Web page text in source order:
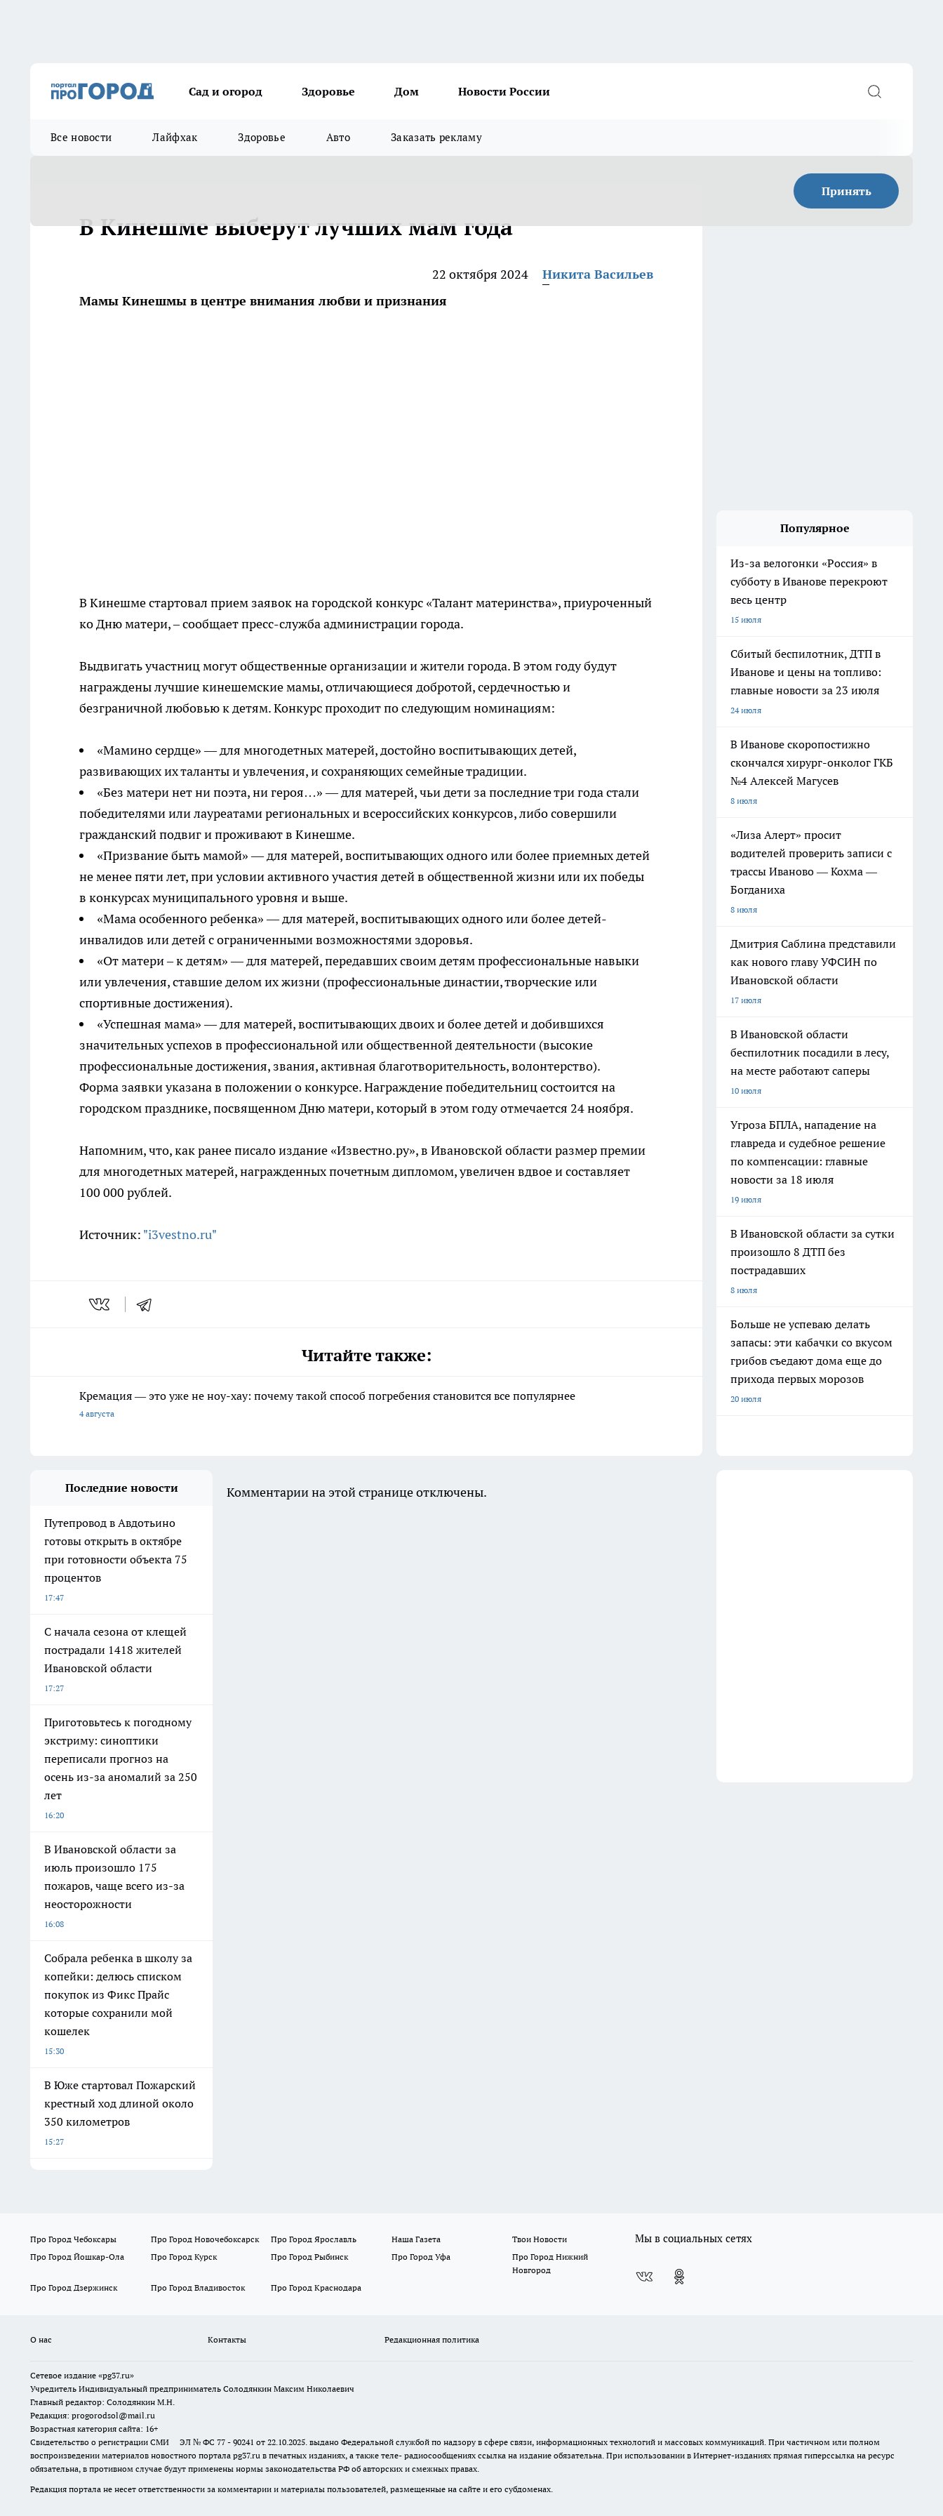
Сад и огород Здоровье Дом Новости России
Все новости Лайфхак Здоровье Авто Заказать рекламу
Принять
В Кинешме выберут лучших мам года
22 октября 2024
Никита Васильев
Мамы Кинешмы в центре внимания любви и признания
В Кинешме стартовал прием заявок на городской конкурс «Талант материнства», приуроченный
ко Дню матери, – сообщает пресс-служба администрации города.
Выдвигать участниц могут общественные организации и жители города. В этом году будут
награждены лучшие кинешемские мамы, отличающиеся добротой, сердечностью и
безграничной любовью к детям. Конкурс проходит по следующим номинациям:
«Мамино сердце» — для многодетных матерей, достойно воспитывающих детей,
развивающих их таланты и увлечения, и сохраняющих семейные традиции.
«Без матери нет ни поэта, ни героя…» — для матерей, чьи дети за последние три года стали
победителями или лауреатами региональных и всероссийских конкурсов, либо совершили
гражданский подвиг и проживают в Кинешме.
«Призвание быть мамой» — для матерей, воспитывающих одного или более приемных детей
не менее пяти лет, при условии активного участия детей в общественной жизни или их победы
в конкурсах муниципального уровня и выше.
«Мама особенного ребенка» — для матерей, воспитывающих одного или более детей-
инвалидов или детей с ограниченными возможностями здоровья.
«От матери – к детям» — для матерей, передавших своим детям профессиональные навыки
или увлечения, ставшие делом их жизни (профессиональные династии, творческие или
спортивные достижения).
«Успешная мама» — для матерей, воспитывающих двоих и более детей и добившихся
значительных успехов в профессиональной или общественной деятельности (высокие
профессиональные достижения, звания, активная благотворительность, волонтерство).
Форма заявки указана в положении о конкурсе. Награждение победительниц состоится на
городском празднике, посвященном Дню матери, который в этом году отмечается 24 ноября.
Напомним, что, как ранее писало издание «Известно.ру», в Ивановской области размер премии
для многодетных матерей, награжденных почетным дипломом, увеличен вдвое и составляет
100 000 рублей.
Источник: "i3vestno.ru"
Читайте также:
Кремация — это уже не ноу-хау: почему такой способ погребения становится все популярнее
4 августа
Популярное
Из-за велогонки «Россия» в
субботу в Иванове перекроют
весь центр
15 июля
Сбитый беспилотник, ДТП в
Иванове и цены на топливо:
главные новости за 23 июля
24 июля
В Иванове скоропостижно
скончался хирург-онколог ГКБ
№4 Алексей Магусев
8 июля
«Лиза Алерт» просит
водителей проверить записи с
трассы Иваново — Кохма —
Богданиха
8 июля
Дмитрия Саблина представили
как нового главу УФСИН по
Ивановской области
17 июля
В Ивановской области
беспилотник посадили в лесу,
на месте работают саперы
10 июля
Угроза БПЛА, нападение на
главреда и судебное решение
по компенсации: главные
новости за 18 июля
19 июля
В Ивановской области за сутки
произошло 8 ДТП без
пострадавших
8 июля
Больше не успеваю делать
запасы: эти кабачки со вкусом
грибов съедают дома еще до
прихода первых морозов
20 июля
Последние новости
Путепровод в Авдотьино
готовы открыть в октябре
при готовности объекта 75
процентов
17:47
С начала сезона от клещей
пострадали 1418 жителей
Ивановской области
17:27
Приготовьтесь к погодному
экстриму: синоптики
переписали прогноз на
осень из-за аномалий за 250
лет
16:20
В Ивановской области за
июль произошло 175
пожаров, чаще всего из-за
неосторожности
16:08
Собрала ребенка в школу за
копейки: делюсь списком
покупок из Фикс Прайс
которые сохранили мой
кошелек
15:30
В Юже стартовал Пожарский
крестный ход длиной около
350 километров
15:27
Комментарии на этой странице отключены.
Про Город Чебоксары Про Город Новочебоксарск Про Город Ярославль Наша Газета
Твои Новости
Про Город Йошкар-Ола
Про Город Курск Про Город Рыбинск Про Город Уфа
Про Город Нижний
Новгород
Про Город Дзержинск
Про Город Владивосток Про Город Краснодара
Мы в социальных сетях
О нас Контакты Редакционная политика
Сетевое издание «pg37.ru»
Учредитель Индивидуальный предприниматель Солодянкин Максим Николаевич
Главный редактор: Солодянкин М.Н.
Редакция: progorodsol@mail.ru
Возрастная категория сайта: 16+
Свидетельство о регистрации СМИ ЭЛ № ФС 77 - 90241 от 22.10.2025. выдано Федеральной службой по надзору в сфере связи, информационных технологий и массовых коммуникаций. При частичном или полном
воспроизведении материалов новостного портала pg37.ru в печатных изданиях, а также теле- радиосообщениях ссылка на издание обязательна. При использовании в Интернет-изданиях прямая гиперссылка на ресурс
обязательна, в противном случае будут применены нормы законодательства РФ об авторских и смежных правах.
Редакция портала не несет ответственности за комментарии и материалы пользователей, размещенные на сайте и его субдоменах.